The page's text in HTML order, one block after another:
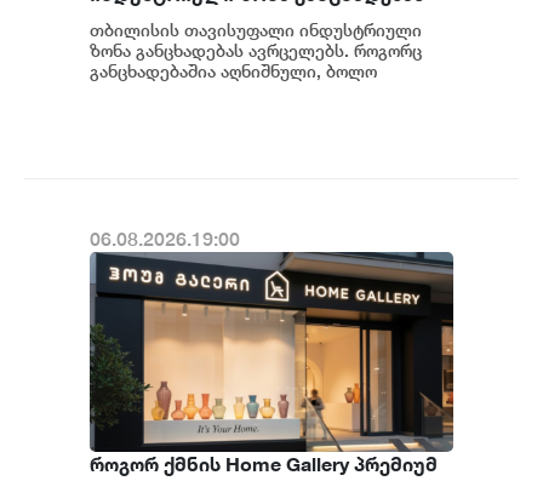
ავრცელებს
თბილისის თავისუფალი ინდუსტრიული
ზონა განცხადებას ავრცელებს. როგორც
განცხადებაშია აღნიშნული, ბოლო
06.08.2026.19:00
როგორ ქმნის Home Gallery პრემიუმ